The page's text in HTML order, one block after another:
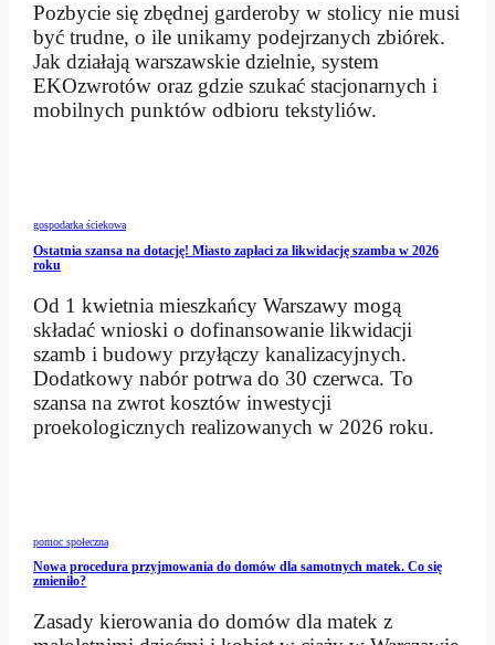
Pozbycie się zbędnej garderoby w stolicy nie musi
być trudne, o ile unikamy podejrzanych zbiórek.
Jak działają warszawskie dzielnie, system
EKOzwrotów oraz gdzie szukać stacjonarnych i
mobilnych punktów odbioru tekstyliów.
gospodarka ściekowa
Ostatnia szansa na dotację! Miasto zapłaci za likwidację szamba w 2026
roku
Od 1 kwietnia mieszkańcy Warszawy mogą
składać wnioski o dofinansowanie likwidacji
szamb i budowy przyłączy kanalizacyjnych.
Dodatkowy nabór potrwa do 30 czerwca. To
szansa na zwrot kosztów inwestycji
proekologicznych realizowanych w 2026 roku.
pomoc społeczna
Nowa procedura przyjmowania do domów dla samotnych matek. Co się
zmieniło?
Zasady kierowania do domów dla matek z